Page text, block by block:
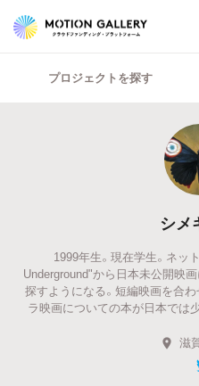
プロジェクトを探す
シメ
1999年生。現在学生。ネ
Underground"から日本未公開映
探すようになる。短編映画を合
ラ映画についての本が日本では
滋